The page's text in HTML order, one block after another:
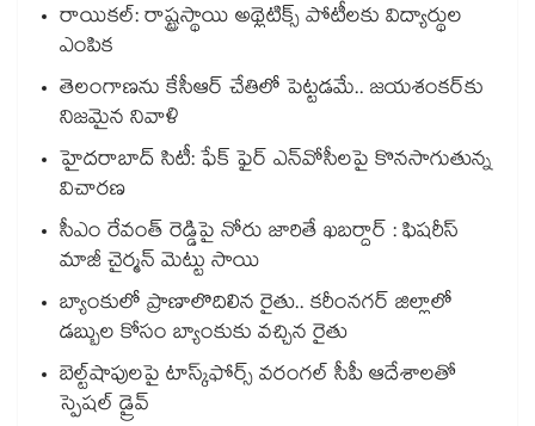
రాయికల్: రాష్ట్రస్థాయి అథ్లెటిక్స్ పోటీలకు విద్యార్థుల
ఎంపిక
తెలంగాణను కేసీఆర్‌‌ చేతిలో పెట్టడమే.. జయశంకర్‌‌కు
నిజమైన నివాళి
హైదరాబాద్ సిటీ: ఫేక్ ఫైర్ ఎన్‌వోసీలపై కొనసాగుతున్న
విచారణ
సీఎం రేవంత్ రెడ్డిపై నోరు జారితే ఖబర్దార్ : ఫిషరీస్
మాజీ చైర్మన్ మెట్టు సాయి
బ్యాంకులో ప్రాణాలొదిలిన రైతు.. కరీంనగర్ జిల్లాలో
డబ్బుల కోసం బ్యాంకుకు వచ్చిన రైతు
బెల్ట్‌‌‌‌‌‌‌‌‌‌‌‌‌‌‌‌‌‌‌‌‌‌‌‌‌‌‌‌‌‌‌‌షాపులపై టాస్క్‌‌‌‌‌‌‌‌‌‌‌‌‌‌‌‌‌‌‌‌‌‌‌‌‌‌‌‌‌‌‌‌ఫోర్స్ వరంగల్‌‌‌‌‌‌‌‌‌‌‌‌‌‌‌‌‌‌‌‌‌‌‌‌‌‌‌‌‌‌‌‌ సీపీ ఆదేశాలతో
స్పెషల్ డ్రైవ్‌‌‌‌‌‌‌‌‌‌‌‌‌‌‌‌‌‌‌‌‌‌‌‌‌‌‌‌‌‌‌‌